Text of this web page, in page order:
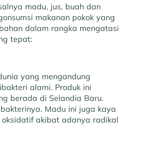
madu, jus, buah dan
makanan pokok yang
dalam rangka mengatasi
tepat:
yang mengandung
alami. Produk ini
berada di Selandia Baru.
Madu ini juga kaya
akibat adanya radikal